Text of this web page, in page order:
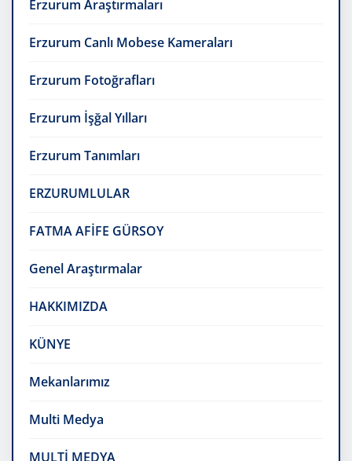
Erzurum Araştırmaları
Erzurum Canlı Mobese Kameraları
Erzurum Fotoğrafları
Erzurum İşğal Yılları
Erzurum Tanımları
ERZURUMLULAR
FATMA AFİFE GÜRSOY
Genel Araştırmalar
HAKKIMIZDA
KÜNYE
Mekanlarımız
Multi Medya
MULTİ MEDYA